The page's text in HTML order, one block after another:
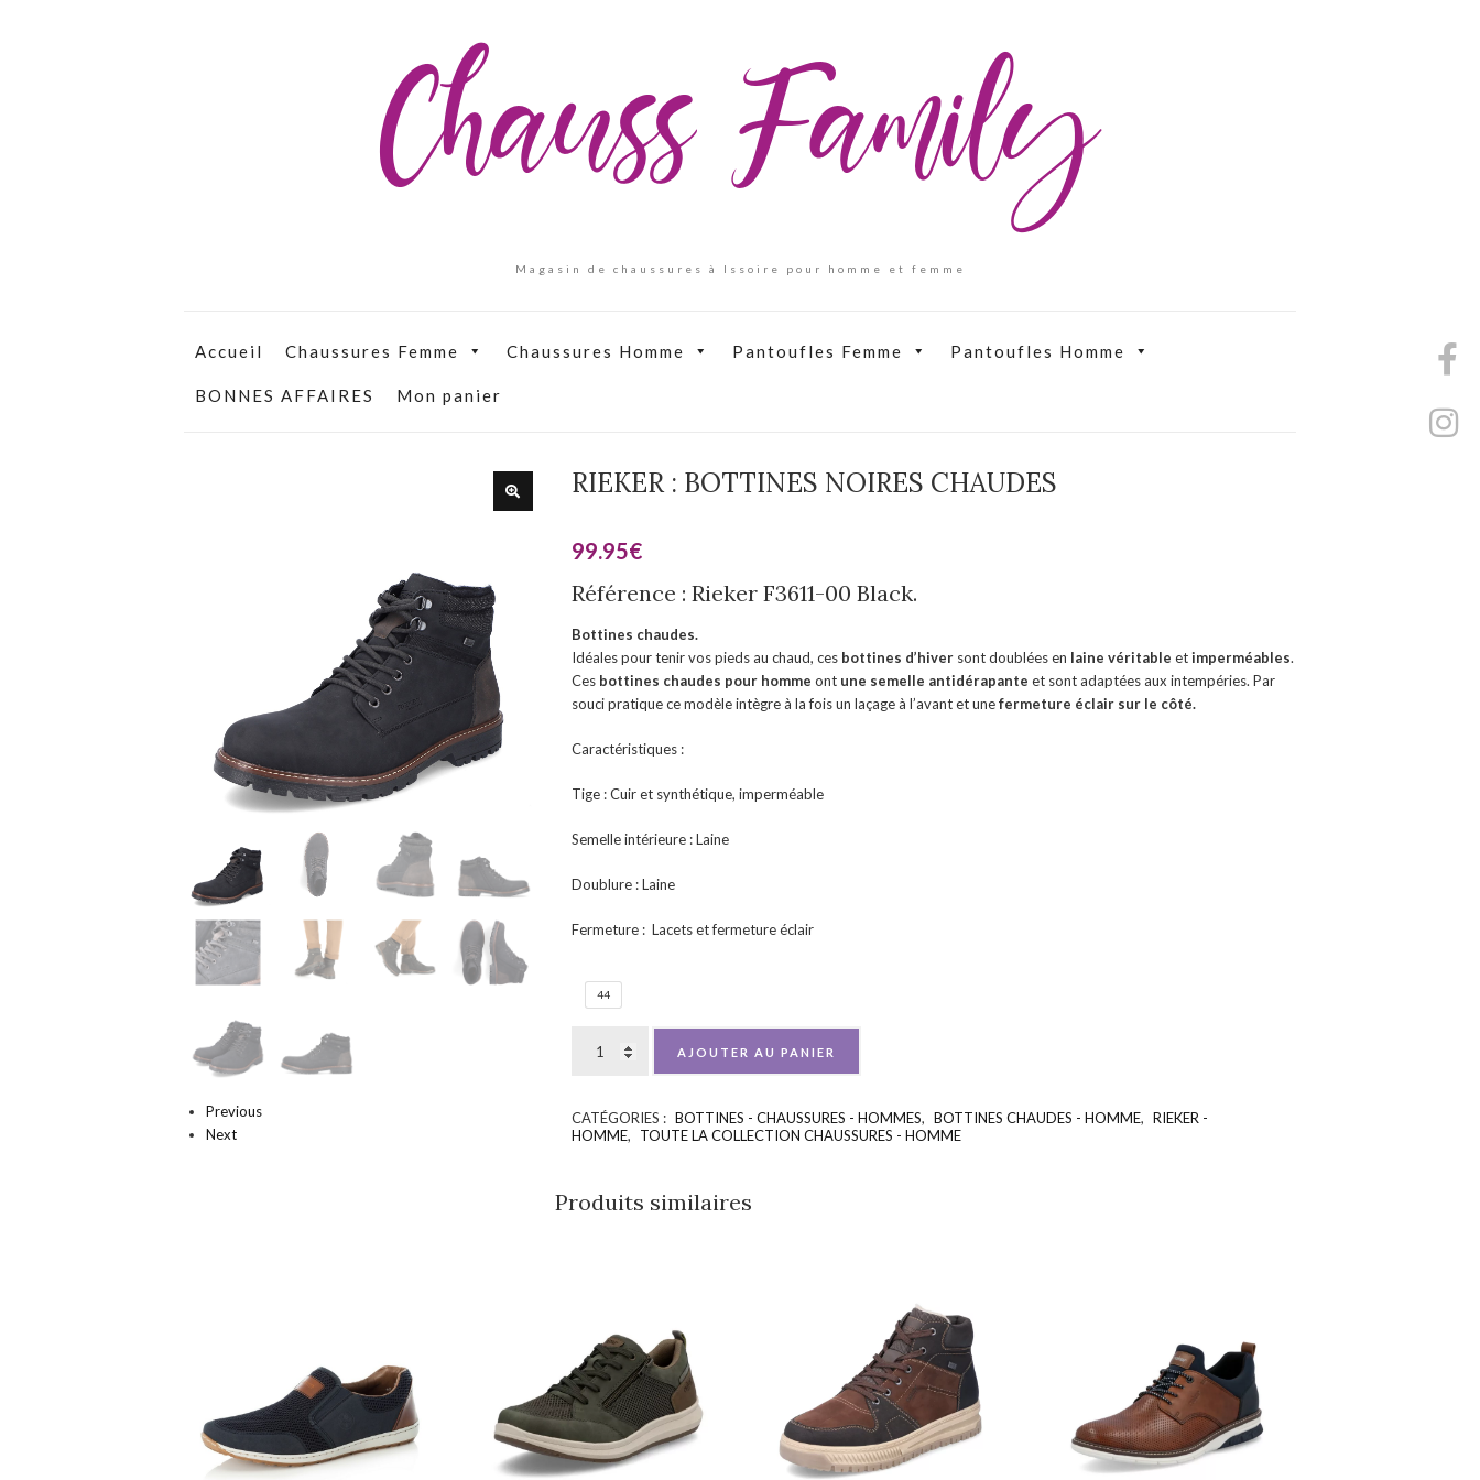
Chauss Family
Magasin de chaussures à Issoire pour homme et femme
Accueil Chaussures Femme Chaussures Homme Pantoufles Femme Pantoufles Homme
BONNES AFFAIRES Mon panier
Previous
Next
RIEKER : BOTTINES NOIRES CHAUDES
99.95€
Référence : Rieker F3611-00 Black.
Bottines chaudes.
Idéales pour tenir vos pieds au chaud, ces bottines d’hiversont doublées en laine véritable etimperméables.
Ces bottines chaudes pour homme ont une semelle antidérapante et sont adaptées aux intempéries. Par
souci pratique ce modèle intègre à la fois un laçage à l’avant et unefermeture éclair sur le côté.
Caractéristiques :
Tige : Cuir et synthétique, imperméable
Semelle intérieure : Laine
Doublure : Laine
Fermeture : Lacets et fermeture éclair
44
AJOUTER AU PANIER
CATÉGORIES : BOTTINES - CHAUSSURES - HOMMES, BOTTINES CHAUDES - HOMME, RIEKER -
HOMME, TOUTE LA COLLECTION CHAUSSURES - HOMME
Produits similaires